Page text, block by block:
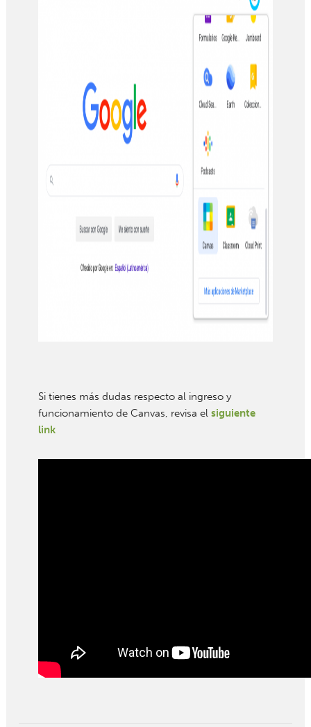
Si tienes más dudas respecto al ingreso y
funcionamiento de Canvas, revisa el siguiente
link